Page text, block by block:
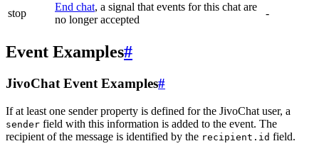
stop
End chat, a signal that events for this chat are
no longer accepted
-
Event Examples#
JivoChat Event Examples#
If at least one sender property is defined for the JivoChat user, a
sender field with this information is added to the event. The
recipient of the message is identified by the recipient.id field.